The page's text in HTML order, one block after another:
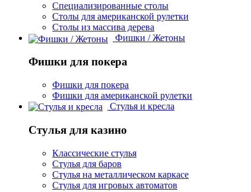
Специализированные столы
Столы для американской рулетки
Столы из массива дерева
Фишки / Жетоны
Фишки для покера
Фишки для покера
Фишки для американской рулетки
Стулья и кресла
Стулья для казино
Классические стулья
Стулья для баров
Стулья на металлическом каркасе
Стулья для игровых автоматов